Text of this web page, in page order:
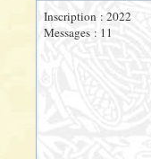
Inscription : 2022
Messages : 11